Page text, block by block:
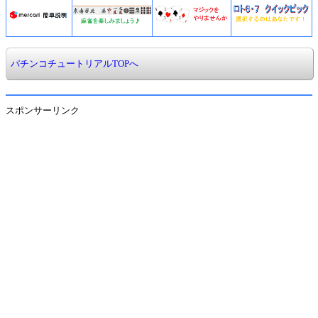
パチンコチュートリアルTOPへ
スポンサーリンク